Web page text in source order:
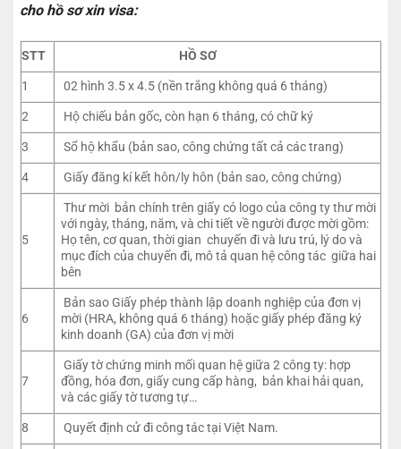
cho hồ sơ xin visa:
STT
HỒ SƠ
1
02 hình 3.5 x 4.5 (nền trắng không quá 6 tháng)
2
Hộ chiếu bản gốc, còn hạn 6 tháng, có chữ ký
3
Sổ hộ khẩu (bản sao, công chứng tất cả các trang)
4
Giấy đăng kí kết hôn/ly hôn (bản sao, công chứng)
5
Thư mời bản chính trên giấy có logo của công ty thư mời
với ngày, tháng, năm, và chi tiết về người được mời gồm:
Họ tên, cơ quan, thời gian chuyến đi và lưu trú, lý do và
mục đích của chuyến đi, mô tả quan hệ công tác giữa hai
bên
6
Bản sao Giấy phép thành lập doanh nghiệp của đơn vị
mời (HRA, không quá 6 tháng) hoặc giấy phép đăng ký
kinh doanh (GA) của đơn vị mời
7
Giấy tờ chứng minh mối quan hệ giữa 2 công ty: hợp
đồng, hóa đơn, giấy cung cấp hàng, bản khai hải quan,
và các giấy tờ tương tự…
8
Quyết định cử đi công tác tại Việt Nam.